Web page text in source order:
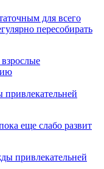
для всего
пересобирать
еще слабо развит